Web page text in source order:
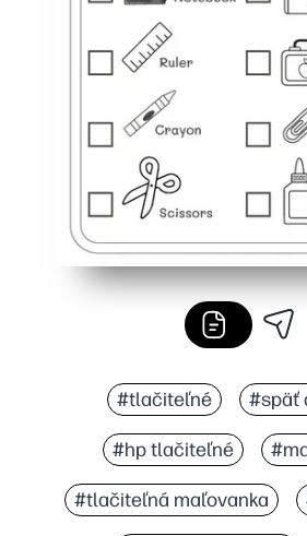
#tlačiteľné #späť
#hp tlačiteľné
#tlačiteľná maľovanka